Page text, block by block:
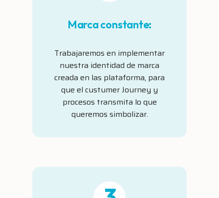
Marca constante:
Trabajaremos en implementar
nuestra identidad de marca
creada en las plataforma, para
que el custumer Journey y
procesos transmita lo que
queremos simbolizar.